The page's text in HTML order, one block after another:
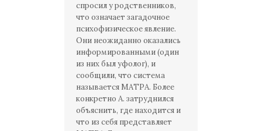
спросил у родственников,
что означает загадочное
психофизическое явление.
Они неожиданно оказались
информированными (один
из них был уфолог), и
сообщили, что система
называется МАТРА. Более
конкретно А. затруднился
объяснить, где находится и
что из себя представляет